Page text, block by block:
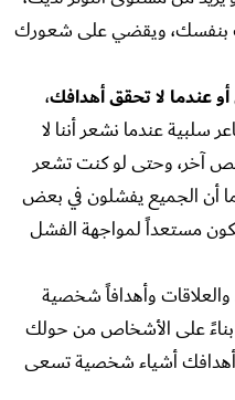
بنفسك، ويقضي على شعورك
عندما لا تحقق أهدافك،
سلبية عندما نشعر أننا لا
آخر، وحتى لو كنت تشعر
أن الجميع يفشلون في بعض
مستعداً لمواجهة الفشل
وأهدافاً شخصية
بناءً على الأشخاص من حولك
أهدافك أشياء شخصية تسعى